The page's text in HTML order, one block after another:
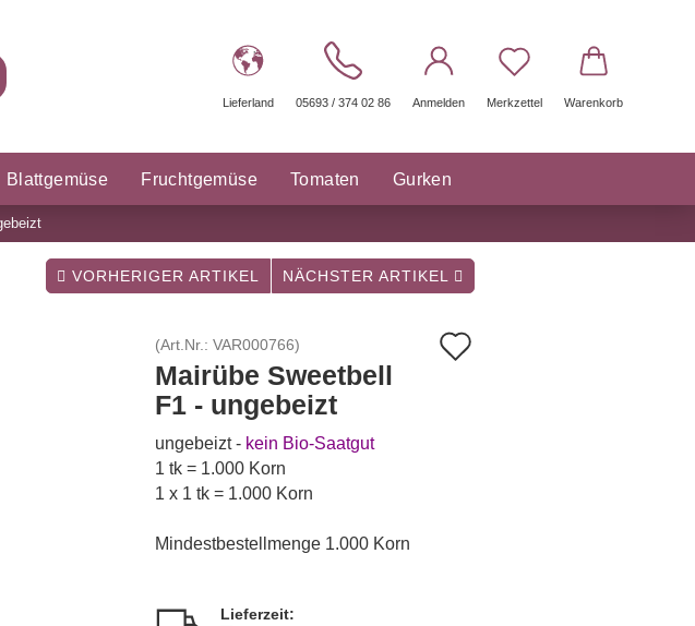
Lieferland 05693 / 374 02 86 Anmelden Merkzettel Warenkorb
Blattgemüse Fruchtgemüse Tomaten Gurken
Porree & Zwiebeln
VORHERIGER ARTIKEL NÄCHSTER ARTIKEL
(Art.Nr.: VAR000766)
Mairübe Sweetbell
F1 - ungebeizt
ungebeizt - kein Bio-Saatgut
1 tk = 1.000 Korn
1 x 1 tk = 1.000 Korn
​Mindestbestellmenge 1.000 Korn
Lieferzeit: